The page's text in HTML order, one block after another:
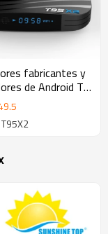
fabricantes y
de Android TV
32G Android 8.1
TV BOX